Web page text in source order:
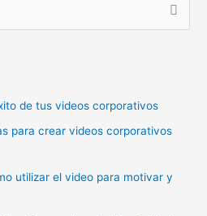
de tus videos corporativos
para crear videos corporativos
utilizar el video para motivar y